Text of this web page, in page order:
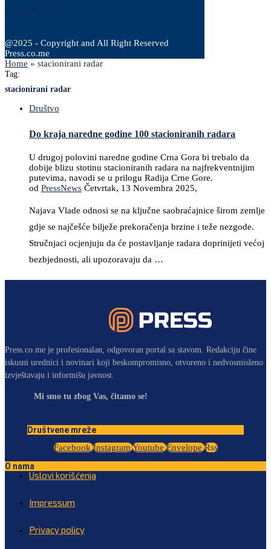
@2025 - Copyright and All Right Reserved
Press.co.me
Home » stacionirani radar
Tag:
stacionirani radar
Društvo
Do kraja naredne godine 100 stacioniranih radara
U drugoj polovini naredne godine Crna Gora bi trebalo da
dobije blizu stotinu stacioniranih radara na najfrekventnijim
putevima, navodi se u prilogu Radija Crne Gore.
od PressNews Četvrtak, 13 Novembra 2025,
Najava Vlade odnosi se na ključne saobraćajnice širom zemlje
gdje se najčešće bilježe prekoračenja brzine i teže nezgode.
Stručnjaci ocjenjuju da će postavljanje radara doprinijeti većoj
bezbjednosti, ali upozoravaju da …
Press.co.me je profesionalan, odgovoran portal sa stavom. Redakciju čine
iskusni urednici i novinari koji beskompromisno, otvoreno i nedvosmisleno
izvještavaju i informišu javnost.
Mi smo tu zbog Vas, čitamo se!
Društvene mreže
Facebook Instagram Youtube Envelope Rss
O nama
Uslovi korišćenja
Impressum
Privacy policy